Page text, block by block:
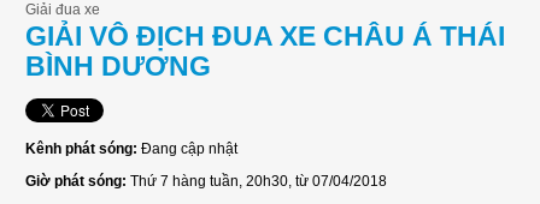
Giải đua xe
GIẢI VÔ ĐỊCH ĐUA XE CHÂU Á THÁI
BÌNH DƯƠNG
Kênh phát sóng: Đang cập nhật
Giờ phát sóng: Thứ 7 hàng tuần, 20h30, từ 07/04/2018